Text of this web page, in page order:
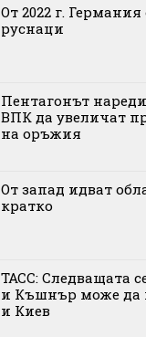
От 2022 г.
руснаци
Пентагонът
ВПК да увеличат
на оръжия
От запад идват
кратко
ТАСС: Следващата
и Къшнър може да
и Киев